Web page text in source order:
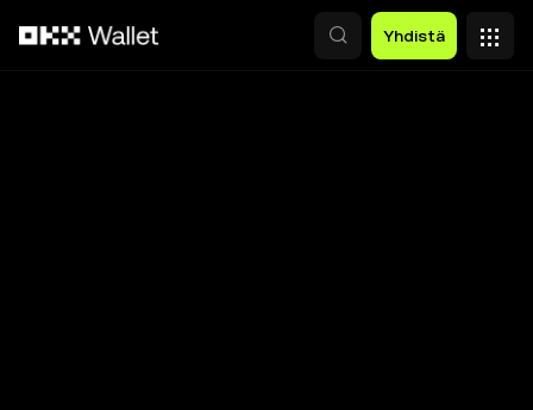
Yhdistä